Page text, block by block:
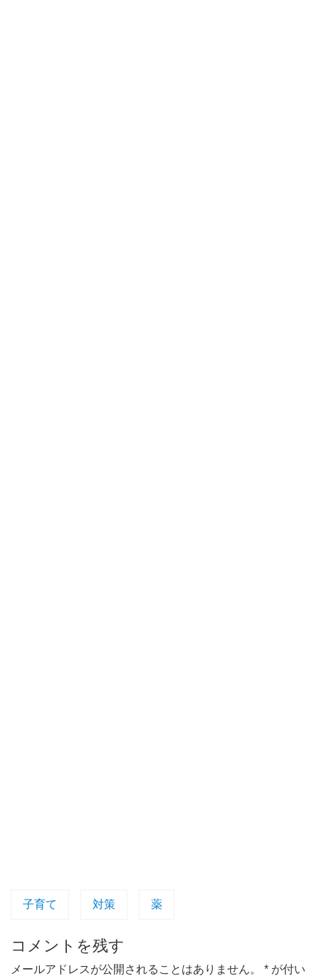
子育て 対策 薬
コメントを残す
メールアドレスが公開されることはありません。 * が付い